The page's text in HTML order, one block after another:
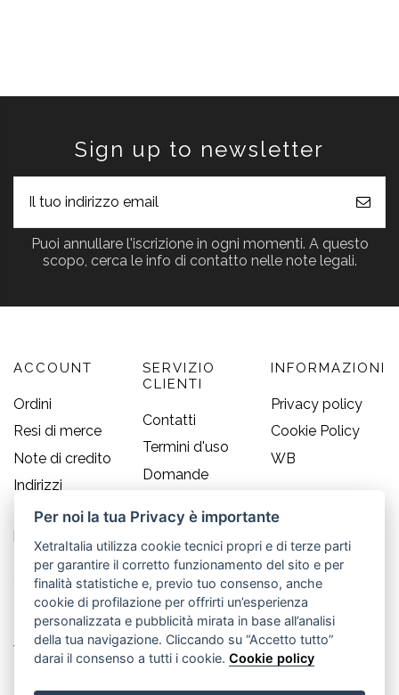
Sign up to newsletter
Puoi annullare l'iscrizione in ogni momenti. A questo
scopo, cerca le info di contatto nelle note legali.
ACCOUNT
Ordini
Resi di merce
Note di credito
Indirizzi
Informazioni
personali
SERVIZIO
CLIENTI
Contatti
Termini d'uso
Domande
Guida alle
taglie
INFORMAZIONI
Privacy policy
Cookie Policy
WB
CONTATTI
Old England S.r.l.
Via Guglielmo Marconi, 21
Per noi la tua Privacy è importante
XetraItalia utilizza cookie tecnici propri e di terze parti
per garantire il corretto funzionamento del sito e per
finalità statistiche e, previo tuo consenso, anche
cookie di profilazione per offrirti un’esperienza
personalizzata e pubblicità mirata in base all’analisi
della tua navigazione. Cliccando su “Accetto tutto”
darai il consenso a tutti i cookie.Cookie policy